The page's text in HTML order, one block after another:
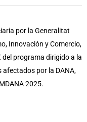
por la Generalitat
Innovación y Comercio,
programa dirigido a la
por la DANA,
2025.